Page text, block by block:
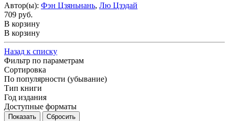
Автор(ы): Фэн Цзяньнань, Лю Цзэдай
709 руб.
В корзину
В корзину
Назад к списку
Фильтр по параметрам
Сортировка
По популярности (убывание)
Тип книги
Год издания
Доступные форматы
Сбросить